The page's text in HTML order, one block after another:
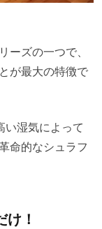
ズの一つで、
が最大の特徴で
い湿気によって
命的なシュラフ
！